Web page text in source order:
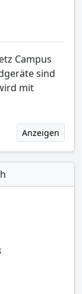
Campus
sind
mit
Anzeigen